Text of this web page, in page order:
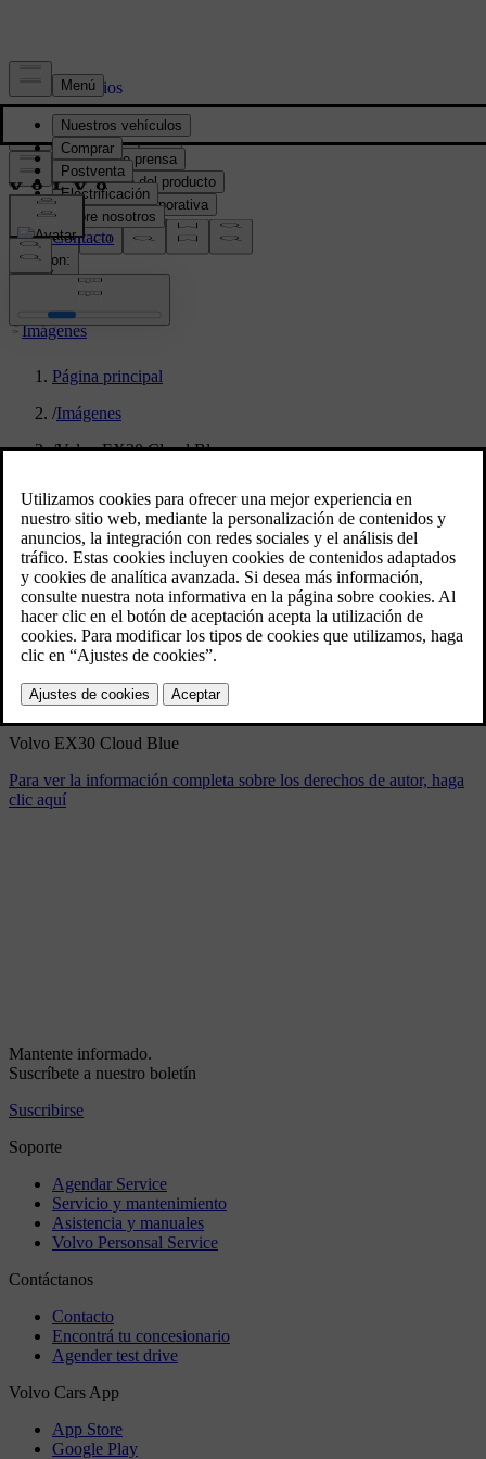
Prensa y Medios
Material de prensa
Información del producto
Información corporativa
Contacto de medios
location:
PY
Imágenes
Página principal
/Imágenes
/Volvo EX30 Cloud Blue
Volvo EX30 Cloud Blue
4/11/2024
Marcador
Compartir
Descargar
Volvo EX30 Cloud Blue
Para ver la información completa sobre los derechos de autor, haga
clic aquí